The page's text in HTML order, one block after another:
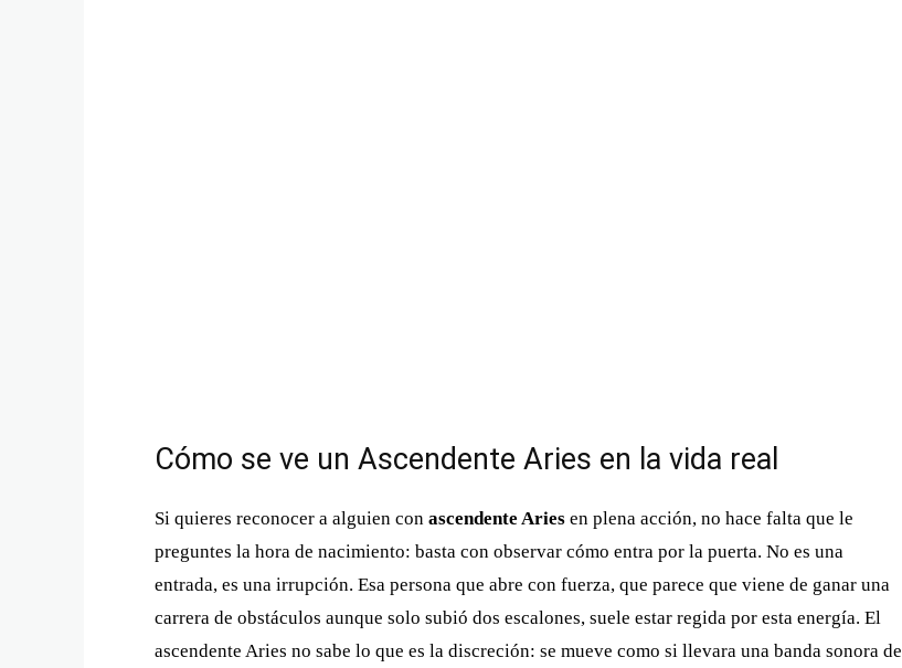
Cómo se ve un Ascendente Aries en la vida real
Si quieres reconocer a alguien con ascendente Aries en plena acción, no hace falta que le
preguntes la hora de nacimiento: basta con observar cómo entra por la puerta. No es una
entrada, es una irrupción. Esa persona que abre con fuerza, que parece que viene de ganar una
carrera de obstáculos aunque solo subió dos escalones, suele estar regida por esta energía. El
ascendente Aries no sabe lo que es la discreción: se mueve como si llevara una banda sonora de